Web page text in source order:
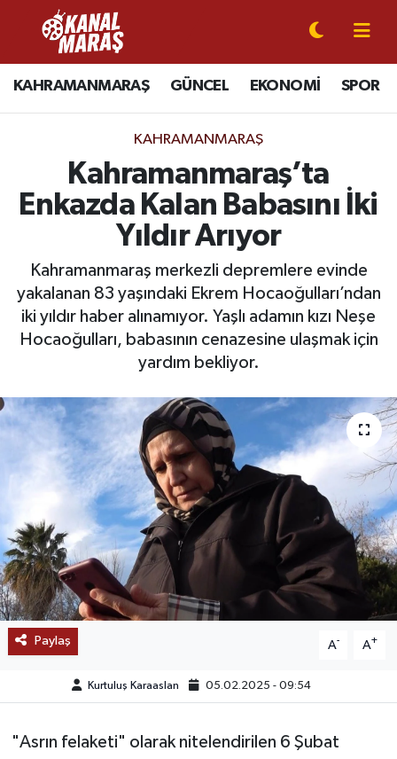
KAHRAMANMARAŞ GÜNCEL EKONOMİ SPOR
KAHRAMANMARAŞ
Kahramanmaraş’ta
Enkazda Kalan Babasını İki
Yıldır Arıyor
Kahramanmaraş merkezli depremlere evinde
yakalanan 83 yaşındaki Ekrem Hocaoğulları’ndan
iki yıldır haber alınamıyor. Yaşlı adamın kızı Neşe
Hocaoğulları, babasının cenazesine ulaşmak için
yardım bekliyor.
Paylaş A- A+
Kurtuluş Karaaslan 05.02.2025 - 09:54
"Asrın felaketi" olarak nitelendirilen 6 Şubat
CANLI YAYIN
KAHRAMANMARAŞ
SPOR
EKONOMİ
GÜNDEM
SAĞLIK
EĞİTİM
BÖLGE
KEŞFET
POPÜLER
DÜNYA
TREND
MEDYA
Kahramanmaraş Nöbetçi Eczaneler
Kahramanmaraş Hava Durumu
Kahramanmaraş Trafik Yoğunluk Haritası
Süper Lig Puan Durumu ve Fikstür
Tüm Manşetler
Son Dakika Haberleri